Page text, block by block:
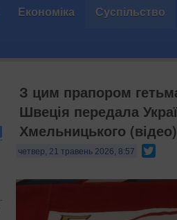
Економіка Суспільство
З цим прапором
Швеція передала
Хмельницького (відео)
четвер, 21 травень 2026, 8:57